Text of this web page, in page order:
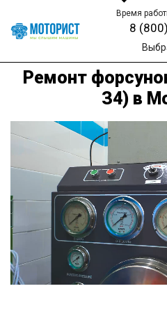
Время
8
Ремонт
З4) в